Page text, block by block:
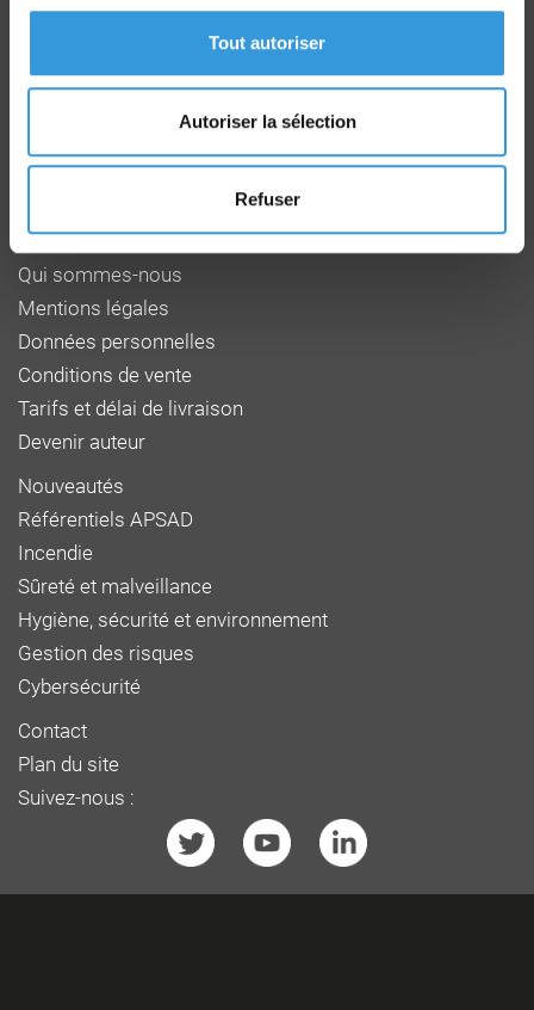
Tout autoriser
Autoriser la sélection
Refuser
Groupe CNPP
Route de la Chapelle Réanville
CD 64 - CS22265
www.cnpp.com
www.faceaurisque.com
Foire aux questions
Qui sommes-nous
Mentions légales
Données personnelles
Conditions de vente
Tarifs et délai de livraison
Devenir auteur
Nouveautés
Référentiels APSAD
Incendie
Sûreté et malveillance
Hygiène, sécurité et environnement
Gestion des risques
Cybersécurité
Contact
Plan du site
Suivez-nous :